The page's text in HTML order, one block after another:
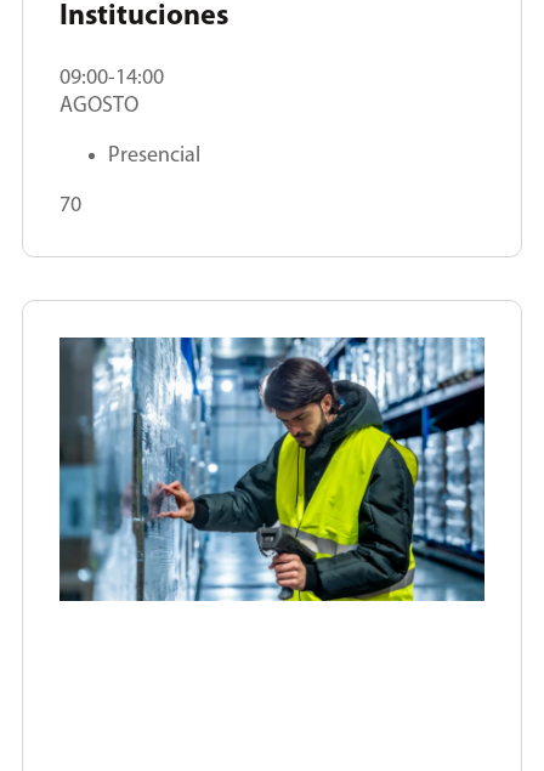
Instituciones
09:00-14:00
AGOSTO
Presencial
70